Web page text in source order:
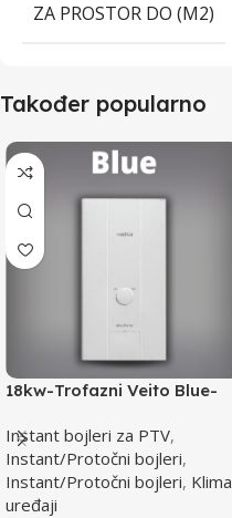
ZA PROSTOR DO (M2)
Također popularno
18kw-Trofazni Veito Blue-
Instant bojleri za PTV,
Instant/Protočni bojleri,
Instant/Protočni bojleri, Klima
uređaji